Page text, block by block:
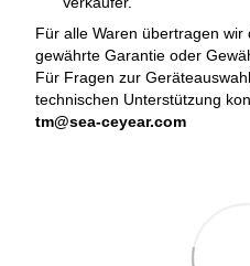
Für alle Waren übertragen
gewährte Garantie oder
Für Fragen zur
technischen Unterstützung
tm@sea-ceyear.com